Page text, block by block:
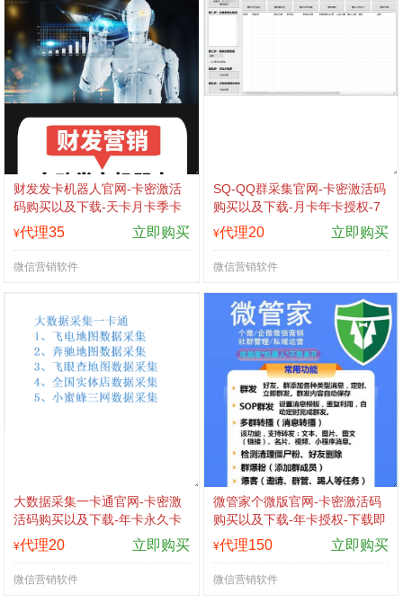
财发发卡机器人官网-卡密激活
码购买以及下载-天卡月卡季卡
年卡授权-不退换
¥代理35 立即购买
微信营销软件
SQ-QQ群采集官网-卡密激活码
购买以及下载-月卡年卡授权-7
天退换
¥代理20 立即购买
微信营销软件
大数据采集一卡通官网-卡密激
活码购买以及下载-年卡永久卡
授权
¥代理20 立即购买
微信营销软件
微管家个微版官网-卡密激活码
购买以及下载-年卡授权-下载即
可免费测试
¥代理150 立即购买
微信营销软件